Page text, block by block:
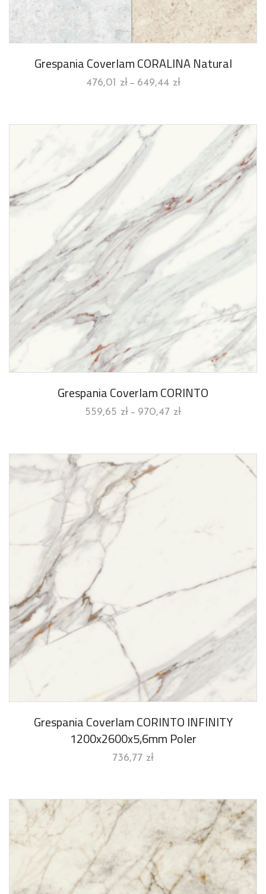
Grespania Coverlam CORALINA Natural
476,01 zł – 649,44 zł
Grespania Coverlam CORINTO
559,65 zł – 970,47 zł
Grespania Coverlam CORINTO INFINITY
1200x2600x5,6mm Poler
736,77 zł